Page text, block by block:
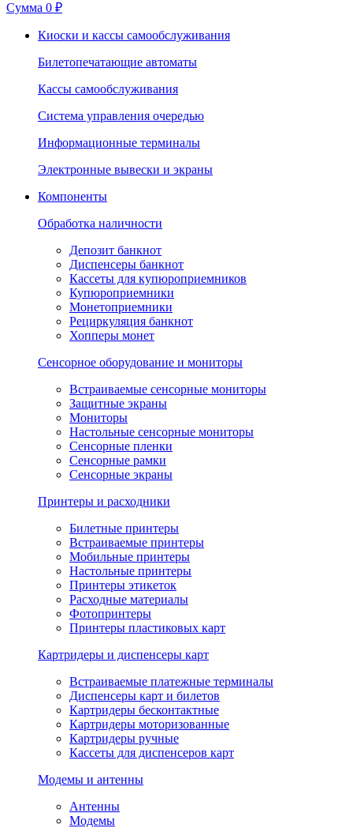
Сумма 0 ₽
Киоски и кассы самообслуживания
Билетопечатающие автоматы
Кассы самообслуживания
Система управления очередью
Информационные терминалы
Электронные вывески и экраны
Компоненты
Обработка наличности
Депозит банкнот
Диспенсеры банкнот
Кассеты для купюроприемников
Купюроприемники
Монетоприемники
Рециркуляция банкнот
Хопперы монет
Сенсорное оборудование и мониторы
Встраиваемые сенсорные мониторы
Защитные экраны
Мониторы
Настольные сенсорные мониторы
Сенсорные пленки
Сенсорные рамки
Сенсорные экраны
Принтеры и расходники
Билетные принтеры
Встраиваемые принтеры
Мобильные принтеры
Настольные принтеры
Принтеры этикеток
Расходные материалы
Фотопринтеры
Принтеры пластиковых карт
Картридеры и диспенсеры карт
Встраиваемые платежные терминалы
Диспенсеры карт и билетов
Картридеры бесконтактные
Картридеры моторизованные
Картридеры ручные
Кассеты для диспенсеров карт
Модемы и антенны
Антенны
Модемы